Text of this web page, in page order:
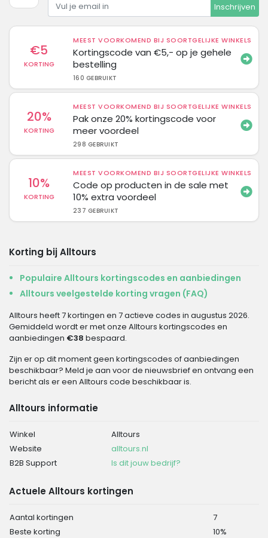
Inschrijven
€5
KORTING
MEEST VOORKOMEND BIJ SOORTGELIJKE WINKELS
Kortingscode van €5,- op je gehele
bestelling
160 GEBRUIKT
20%
KORTING
MEEST VOORKOMEND BIJ SOORTGELIJKE WINKELS
Pak onze 20% kortingscode voor
meer voordeel
298 GEBRUIKT
10%
KORTING
MEEST VOORKOMEND BIJ SOORTGELIJKE WINKELS
Code op producten in de sale met
10% extra voordeel
237 GEBRUIKT
Korting bij Alltours
Populaire Alltours kortingscodes en aanbiedingen
Alltours veelgestelde korting vragen (FAQ)
Alltours heeft 7 kortingen en 7 actieve codes in augustus 2026.
Gemiddeld wordt er met onze Alltours kortingscodes en
aanbiedingen €38 bespaard.
Zijn er op dit moment geen kortingscodes of aanbiedingen
beschikbaar? Meld je aan voor de nieuwsbrief en ontvang een
bericht als er een Alltours code beschikbaar is.
Alltours informatie
Winkel
Alltours
Website
alltours.nl
B2B Support
Is dit jouw bedrijf?
Actuele Alltours kortingen
Aantal kortingen
7
Beste korting
10%